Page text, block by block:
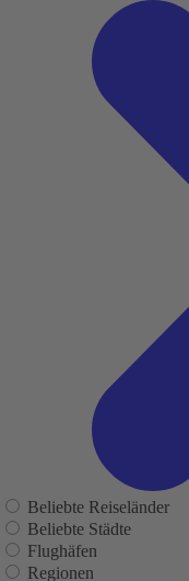
Beliebte Reiseländer
Beliebte Städte
Flughäfen
Regionen